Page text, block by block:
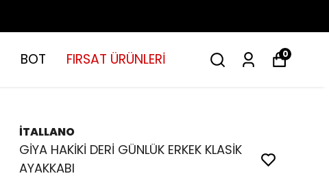
BOT FIRSAT ÜRÜNLERİ 0
İTALLANO
GİYA HAKİKİ DERİ GÜNLÜK ERKEK KLASİK
AYAKKABI